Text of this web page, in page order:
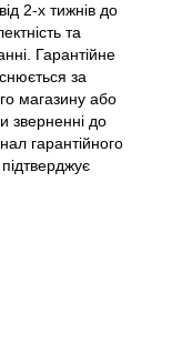
2-х тижнів до
та
Гарантійне
за
магазину або
зверненні до
гарантійного